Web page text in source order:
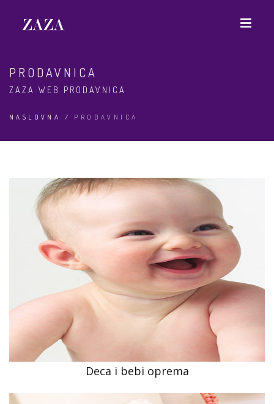
PRODAVNICA
ZAZA WEB PRODAVNICA
NASLOVNA / PRODAVNICA
Deca i bebi oprema